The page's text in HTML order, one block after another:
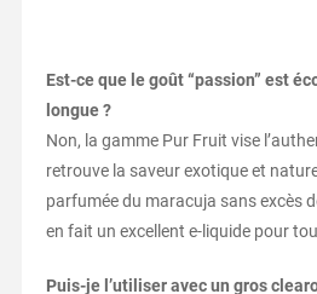
Est-ce que le goût “passion” est
longue ?
Non, la gamme Pur Fruit vise
retrouve la saveur exotique et
parfumée du maracuja sans excès
en fait un excellent e-liquide pour
Puis-je l’utiliser avec un gros